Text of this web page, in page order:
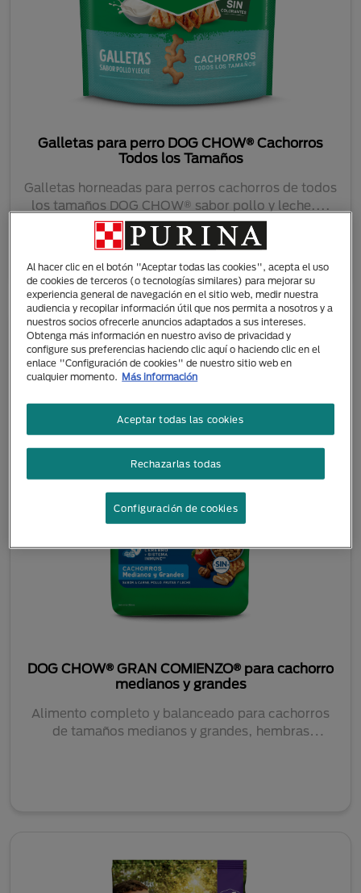
Galletas para perro DOG CHOW® Cachorros
Todos los Tamaños
Galletas horneadas para perros cachorros de todos
los tamaños DOG CHOW® sabor pollo y leche....
DOG CHOW® GRAN COMIENZO® para cachorro
medianos y grandes
Alimento completo y balanceado para cachorros
de tamaños medianos y grandes, hembras
Al hacer clic en el botón "Aceptar todas las cookies", acepta el uso
de cookies de terceros (o tecnologías similares) para mejorar su
experiencia general de navegación en el sitio web, medir nuestra
audiencia y recopilar información útil que nos permita a nosotros y a
nuestros socios ofrecerle anuncios adaptados a sus intereses.
Obtenga más información en nuestro aviso de privacidad y
configure sus preferencias haciendo clic aquí o haciendo clic en el
enlace "Configuración de cookies" de nuestro sitio web en
cualquier momento.
Más información
Rechazarlas todas
Aceptar todas las cookies
Configuración de cookies